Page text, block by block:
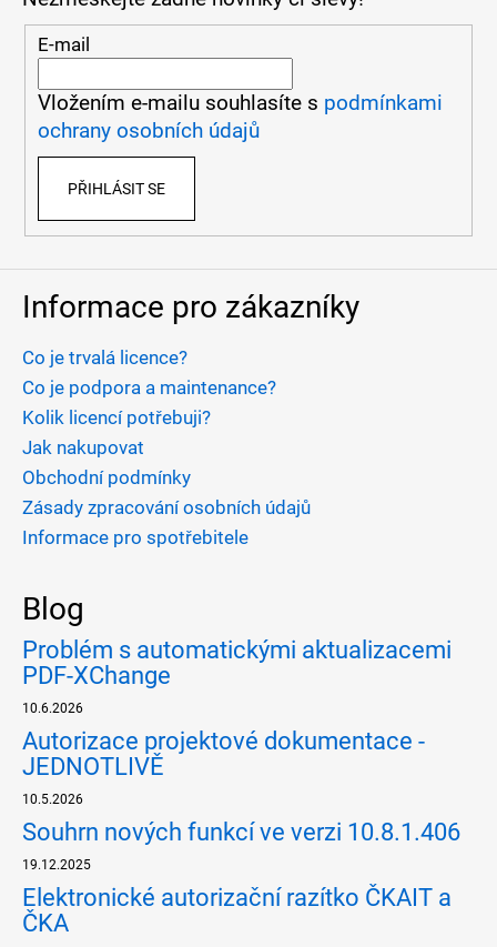
E-mail
Vložením e-mailu souhlasíte s podmínkami
ochrany osobních údajů
PŘIHLÁSIT SE
Informace pro zákazníky
Co je trvalá licence?
Co je podpora a maintenance?
Kolik licencí potřebuji?
Jak nakupovat
Obchodní podmínky
Zásady zpracování osobních údajů
Informace pro spotřebitele
Blog
Problém s automatickými aktualizacemi
PDF-XChange
10.6.2026
Autorizace projektové dokumentace -
JEDNOTLIVĚ
10.5.2026
Souhrn nových funkcí ve verzi 10.8.1.406
19.12.2025
Elektronické autorizační razítko ČKAIT a
ČKA